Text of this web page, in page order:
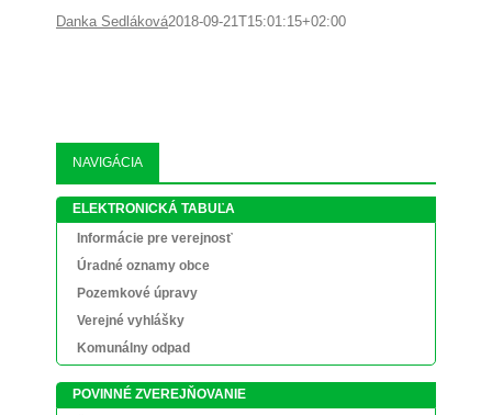
Danka Sedláková2018-09-21T15:01:15+02:00
NAVIGÁCIA
ELEKTRONICKÁ TABUĽA
Informácie pre verejnosť
Úradné oznamy obce
Pozemkové úpravy
Verejné vyhlášky
Komunálny odpad
POVINNÉ ZVEREJŇOVANIE